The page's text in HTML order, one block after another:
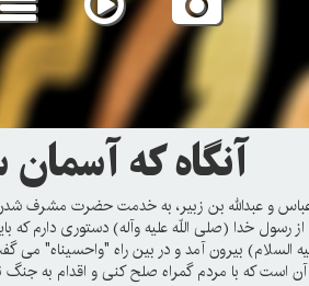
آنگاه که
عباس و عبدالله بن زبیر، به خدمت حضرت مشرف شدن
رسول خدا (صلی اللّه علیه وآله) دستوری دارم که
السلام) بیرون آمد و در بین راه "واحسیناه" می
است که با مردم گمراه صلح کنی و اقدام به جنگ